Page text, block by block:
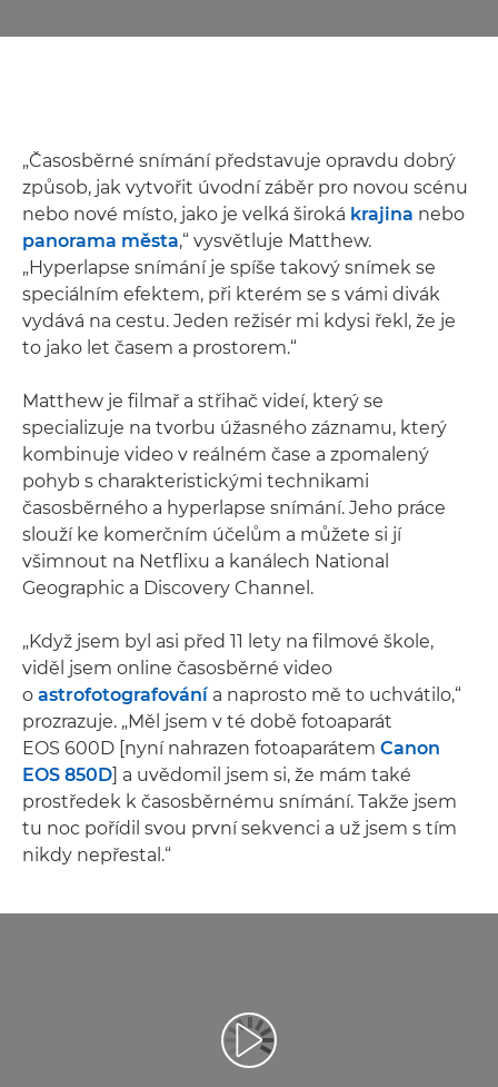
„Časosběrné snímání představuje opravdu dobrý
způsob, jak vytvořit úvodní záběr pro novou scénu
nebo nové místo, jako je velká široká krajina nebo
panorama města,“ vysvětluje Matthew.
„Hyperlapse snímání je spíše takový snímek se
speciálním efektem, při kterém se s vámi divák
vydává na cestu. Jeden režisér mi kdysi řekl, že je
to jako let časem a prostorem.“
Matthew je filmař a střihač videí, který se
specializuje na tvorbu úžasného záznamu, který
kombinuje video v reálném čase a zpomalený
pohyb s charakteristickými technikami
časosběrného a hyperlapse snímání. Jeho práce
slouží ke komerčním účelům a můžete si jí
všimnout na Netflixu a kanálech National
Geographic a Discovery Channel.
„Když jsem byl asi před 11 lety na filmové škole,
viděl jsem online časosběrné video
o astrofotografovánía naprosto mě to uchvátilo,“
prozrazuje. „Měl jsem v té době fotoaparát
EOS 600D [nyní nahrazen fotoaparátem Canon
EOS 850D] a uvědomil jsem si, že mám také
prostředek k časosběrnému snímání. Takže jsem
tu noc pořídil svou první sekvenci a už jsem s tím
nikdy nepřestal.“
Přehrát video